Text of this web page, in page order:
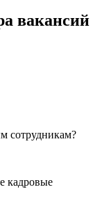
вакансий
сотрудникам?
кадровые